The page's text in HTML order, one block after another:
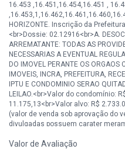
16.453 ,16.451,16.454,16.451 ,
HORIZONTE. Inscrição da
<br>Dossie: 02.12916<br>A.
ARREMATANTE: TODAS AS
NECESSARIAS A EVENTUAL
DO IMOVEL PERANTE OS ORGAOS
IMOVEIS, INCRA, PREFEITURA,
IPTU E CONDOMINIO SERAO
LEILAO.<br>Valor do condomínio:
11.175,13<br>Valor alvo: R$
(valor de venda sob aprovação do
divulgadas possuem carater
Mega Leilões - Tel.: (11) 3149-4600.
Valor de Avaliação